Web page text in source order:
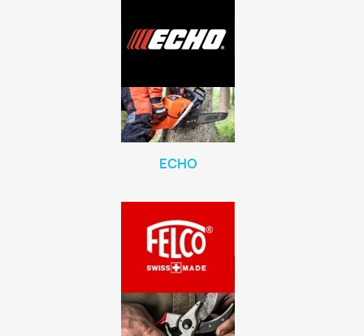
ECHO